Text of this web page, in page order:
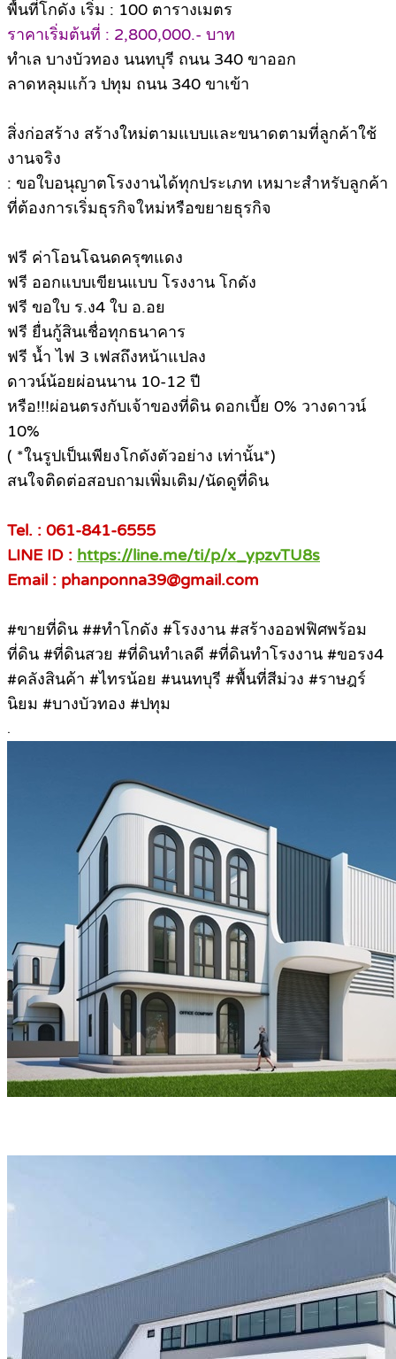
พื้นที่โกดัง เริ่ม : 100 ตารางเมตร
ราคาเริ่มต้นที่ : 2,800,000.- บาท
ทำเล บางบัวทอง นนทบุรี ถนน 340 ขาออก
ลาดหลุมแก้ว ปทุม ถนน 340 ขาเข้า
สิ่งก่อสร้าง สร้างใหม่ตามแบบและขนาดตามที่ลูกค้าใช้
งานจริง
: ขอใบอนุญาตโรงงานได้ทุกประเภท เหมาะสำหรับลูกค้า
ที่ต้องการเริ่มธุรกิจใหม่หรือขยายธุรกิจ
ฟรี ค่าโอนโฉนดครุฑแดง
ฟรี ออกแบบเขียนแบบ โรงงาน โกดัง
ฟรี ขอใบ ร.ง4 ใบ อ.อย
ฟรี ยื่นกู้สินเชื่อทุกธนาคาร
ฟรี น้ำ ไฟ 3 เฟสถึงหน้าแปลง
ดาวน์น้อยผ่อนนาน 10-12 ปี
หรือ!!!ผ่อนตรงกับเจ้าของที่ดิน ดอกเบี้ย 0% วางดาวน์
10%
( *ในรูปเป็นเพียงโกดังตัวอย่าง เท่านั้น*)
สนใจติดต่อสอบถามเพิ่มเติม/นัดดูที่ดิน
Tel. : 061-841-6555
LINE ID : https://line.me/ti/p/x_ypzvTU8s
Email : phanponna39@gmail.com
#ขายที่ดิน ##ทําโกดัง #โรงงาน #สร้างออฟฟิศพร้อม
ที่ดิน #ที่ดินสวย #ที่ดินทำเลดี #ที่ดินทำโรงงาน #ขอรง4
#คลังสินค้า #ไทรน้อย #นนทบุรี #พื้นที่สีม่วง #ราษฎร์
นิยม #บางบัวทอง #ปทุม
.